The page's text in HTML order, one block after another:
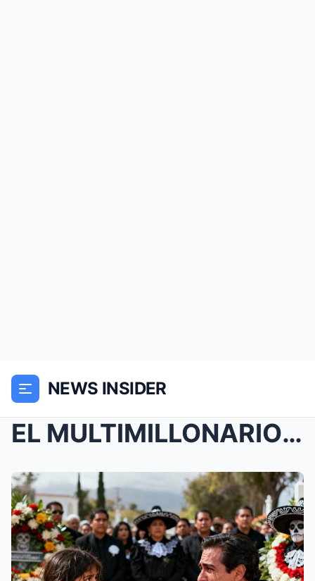
NEWS INSIDER
EL MULTIMILLONARIO LLORABA FRENTE AL ATAÚD DE SU Ú...